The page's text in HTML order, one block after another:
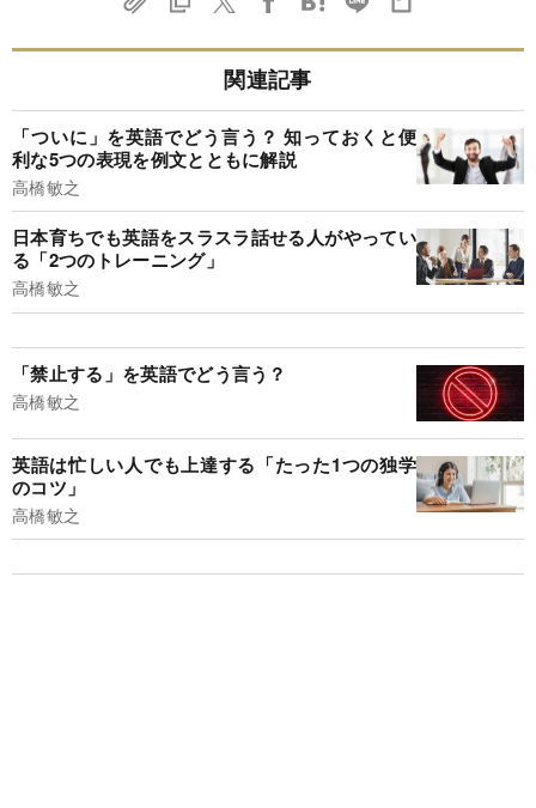
関連記事
「ついに」を英語でどう言う？ 知っておくと便
利な5つの表現を例文とともに解説
高橋敏之
日本育ちでも英語をスラスラ話せる人がやってい
る「2つのトレーニング」
高橋敏之
「禁止する」を英語でどう言う？
高橋敏之
英語は忙しい人でも上達する「たった1つの独学
のコツ」
高橋敏之